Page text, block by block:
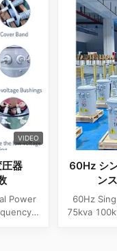
VIDEO
器
Power
60Hz シ
ン
60Hz
75kva